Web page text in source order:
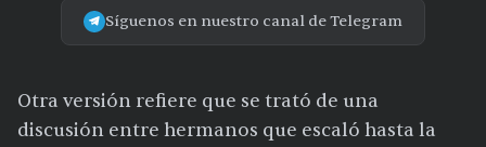
Síguenos en nuestro canal de Telegram
Otra versión refiere que se trató de una
discusión entre hermanos que escaló hasta la